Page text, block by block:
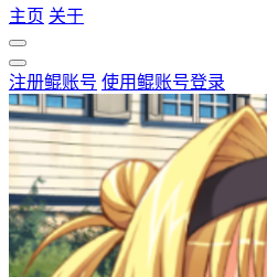
主页 关于
注册鲲账号 使用鲲账号登录